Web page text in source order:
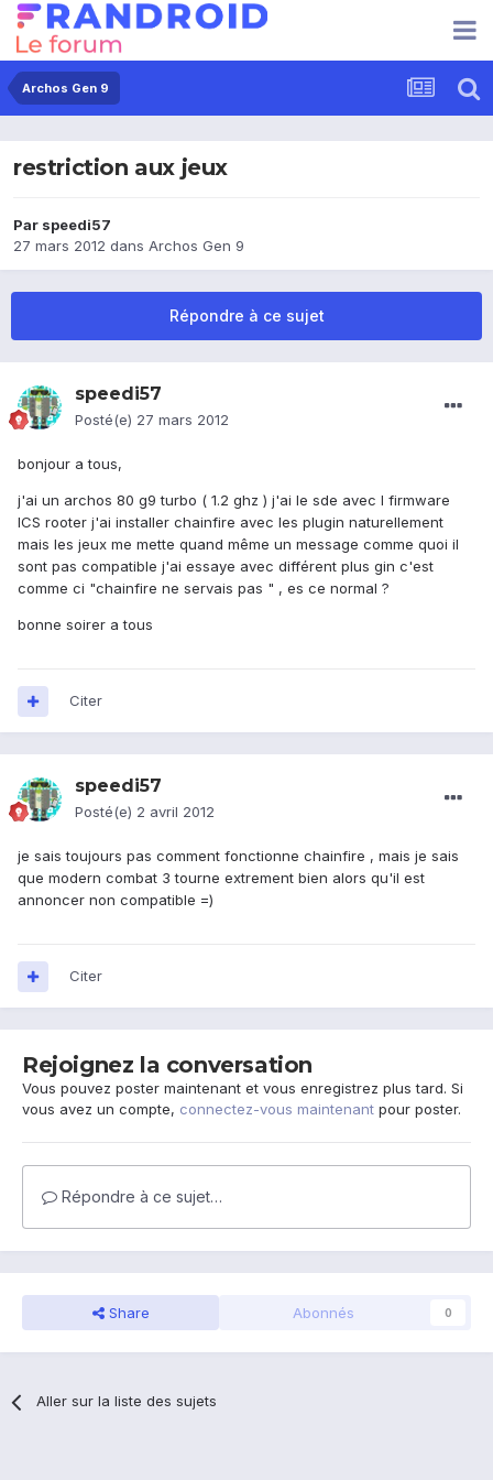
Archos Gen 9
restriction aux jeux
Par speedi57
27 mars 2012 dans Archos Gen 9
Répondre à ce sujet
speedi57
Posté(e) 27 mars 2012
bonjour a tous,
j'ai un archos 80 g9 turbo ( 1.2 ghz ) j'ai le sde avec l firmware
ICS rooter j'ai installer chainfire avec les plugin naturellement
mais les jeux me mette quand même un message comme quoi il
sont pas compatible j'ai essaye avec différent plus gin c'est
comme ci "chainfire ne servais pas " , es ce normal ?
bonne soirer a tous
Citer
speedi57
Posté(e) 2 avril 2012
je sais toujours pas comment fonctionne chainfire , mais je sais
que modern combat 3 tourne extrement bien alors qu'il est
annoncer non compatible =)
Citer
Rejoignez la conversation
Vous pouvez poster maintenant et vous enregistrez plus tard. Si
vous avez un compte, connectez-vous maintenant pour poster.
Répondre à ce sujet…
Share Abonnés 0
Aller sur la liste des sujets